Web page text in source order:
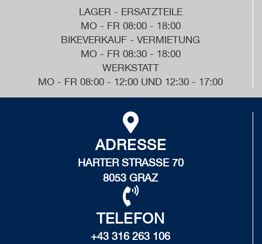
LAGER - ERSATZTEILE
MO - FR 08:00 - 18:00
BIKEVERKAUF - VERMIETUNG
MO - FR 08:30 - 18:00
WERKSTATT
MO - FR 08:00 - 12:00 UND 12:30 - 17:00
ADRESSE
HARTER STRASSE 70
8053 GRAZ
TELEFON
+43 316 263 106